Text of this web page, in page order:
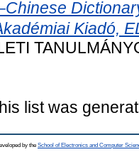
Kiadó,
list was
by the School of Electronics and Computer